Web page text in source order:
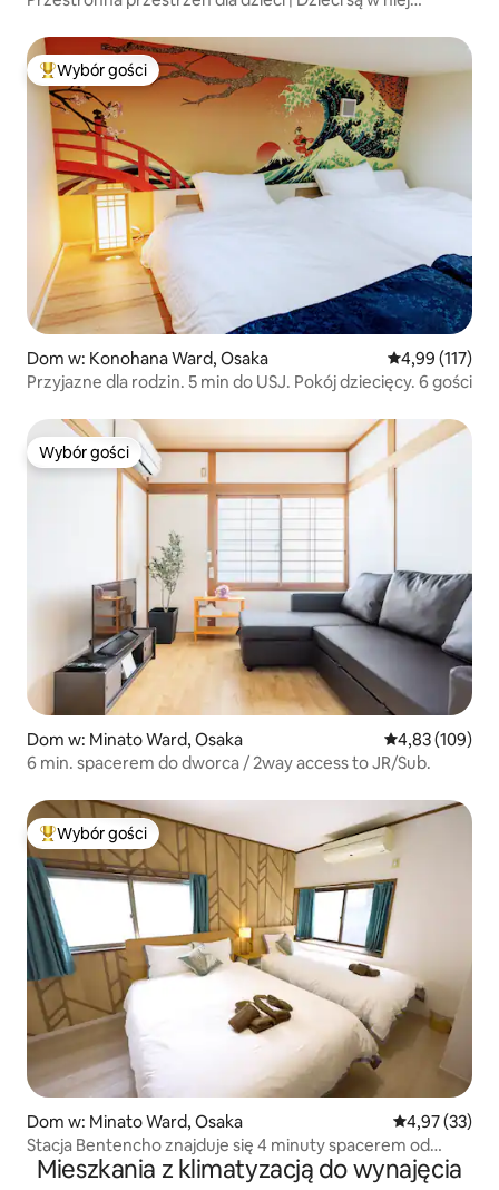
specyfikacji
Najpopularniejsze z kategorii Wybór gości
Wybór gości
Dom w: Konohana Ward, Osaka Średnia
4,99 (117)
Przyjazne dla rodzin. 5 min do USJ. Pokój dziecięcy. 6 gości
Wybór gości
Wybór gości
Dom w: Minato Ward, Osaka Średnia
4,83 (109)
6 min. spacerem do dworca / 2way access to JR/Sub.
Najpopularniejsze z kategorii Wybór gości
Wybór gości
Dom w: Minato Ward, Osaka Średnia
4,97 (33)
Stacja Bentencho znajduje się 4 minuty spacerem od
dwóch linii kolejowych JR i linii metra! Duża liczba osób!
Mieszkania z klimatyzacją do wynajęcia